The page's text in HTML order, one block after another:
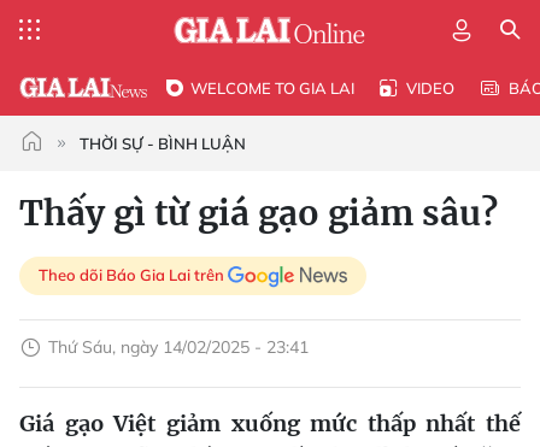
WELCOME TO GIA LAI VIDEO
THỜI SỰ - BÌNH LUẬN
Thấy gì từ giá gạo giảm sâu?
Theo dõi Báo Gia Lai trên
Thứ Sáu, ngày 14/02/2025 - 23:41
Giá gạo Việt giảm xuống mức thấp nhất thế